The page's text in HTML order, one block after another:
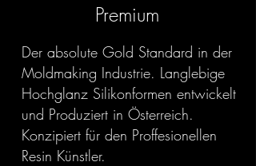
Premium
Der absolute Gold Standard in der
Moldmaking Industrie. Langlebige
Hochglanz Silikonformen entwickelt
und Produziert in Österreich.
Konzipiert für den Proffesionellen
Resin Künstler.